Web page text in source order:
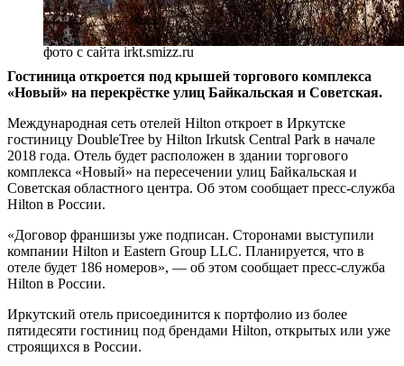
фото с сайта irkt.smizz.ru
Гостиница откроется под крышей торгового комплекса
«Новый» на перекрёстке улиц Байкальская и Советская.
Международная сеть отелей Hilton откроет в Иркутске
гостиницу DoubleTree by Hilton Irkutsk Central Park в начале
2018 года. Отель будет расположен в здании торгового
комплекса «Новый» на пересечении улиц Байкальская и
Советская областного центра. Об этом сообщает пресс-служба
Hilton в России.
«Договор франшизы уже подписан. Сторонами выступили
компании Hilton и Eastern Group LLC. Планируется, что в
отеле будет 186 номеров», — об этом сообщает пресс-служба
Hilton в России.
Иркутский отель присоединится к портфолио из более
пятидесяти гостиниц под брендами Hilton, открытых или уже
строящихся в России.